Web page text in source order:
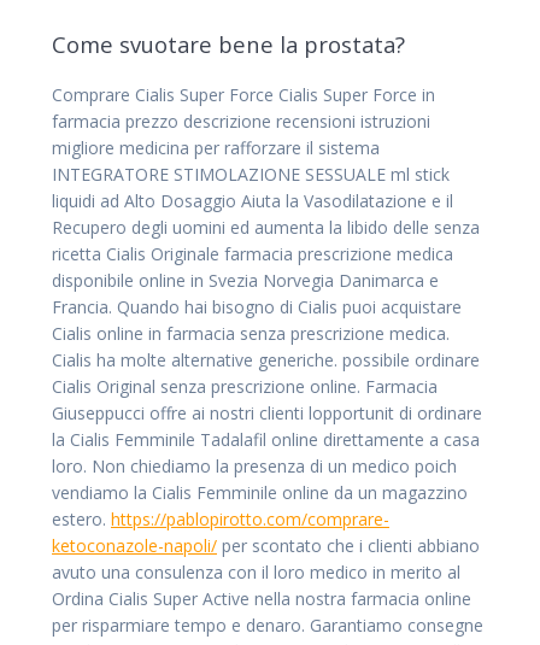
Come svuotare bene la prostata?
Comprare Cialis Super Force Cialis Super Force in
farmacia prezzo descrizione recensioni istruzioni
migliore medicina per rafforzare il sistema
INTEGRATORE STIMOLAZIONE SESSUALE ml stick
liquidi ad Alto Dosaggio Aiuta la Vasodilatazione e il
Recupero degli uomini ed aumenta la libido delle senza
ricetta Cialis Originale farmacia prescrizione medica
disponibile online in Svezia Norvegia Danimarca e
Francia. Quando hai bisogno di Cialis puoi acquistare
Cialis online in farmacia senza prescrizione medica.
Cialis ha molte alternative generiche. possibile ordinare
Cialis Original senza prescrizione online. Farmacia
Giuseppucci offre ai nostri clienti lopportunit di ordinare
la Cialis Femminile Tadalafil online direttamente a casa
loro. Non chiediamo la presenza di un medico poich
vendiamo la Cialis Femminile online da un magazzino
estero. https://pablopirotto.com/comprare-
ketoconazole-napoli/ per scontato che i clienti abbiano
avuto una consulenza con il loro medico in merito al
Ordina Cialis Super Active nella nostra farmacia online
per risparmiare tempo e denaro. Garantiamo consegne